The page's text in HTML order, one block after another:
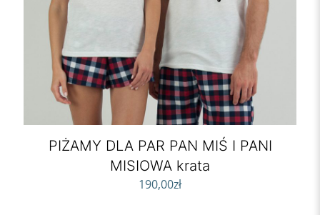
PIŻAMY DLA PAR PAN MIŚ I PANI
MISIOWA krata
190,00zł